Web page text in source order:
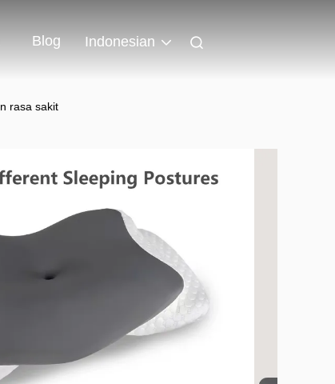
Blog Indonesian
rasa sakit